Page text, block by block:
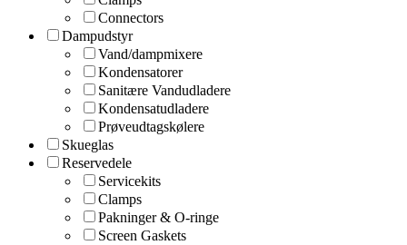
Connectors
Dampudstyr
Vand/dampmixere
Kondensatorer
Sanitære Vandudladere
Kondensatudladere
Prøveudtagskølere
Skueglas
Reservedele
Servicekits
Clamps
Pakninger & O-ringe
Screen Gaskets